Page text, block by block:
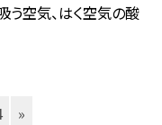
う空気、はく空気の酸
»